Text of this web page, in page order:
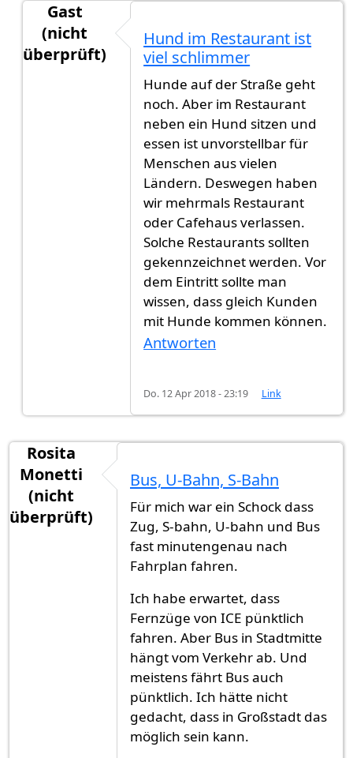
Gast
(nicht
überprüft)
Hunde überall von Gast (nicht
Hund im Restaurant ist
viel schlimmer
Hunde auf der Straße geht
noch. Aber im Restaurant
neben ein Hund sitzen und
essen ist unvorstellbar für
Menschen aus vielen
Ländern. Deswegen haben
wir mehrmals Restaurant
oder Cafehaus verlassen.
Solche Restaurants sollten
gekennzeichnet werden. Vor
dem Eintritt sollte man
wissen, dass gleich Kunden
mit Hunde kommen können.
Antworten
Do. 12 Apr 2018 - 23:19 Link
Rosita
Monetti
(nicht
überprüft)
Bus, U-Bahn, S-Bahn
Für mich war ein Schock dass
Zug, S-bahn, U-bahn und Bus
fast minutengenau nach
Fahrplan fahren.
Ich habe erwartet, dass
Fernzüge von ICE pünktlich
fahren. Aber Bus in Stadtmitte
hängt vom Verkehr ab. Und
meistens fährt Bus auch
pünktlich. Ich hätte nicht
gedacht, dass in Großstadt das
möglich sein kann.